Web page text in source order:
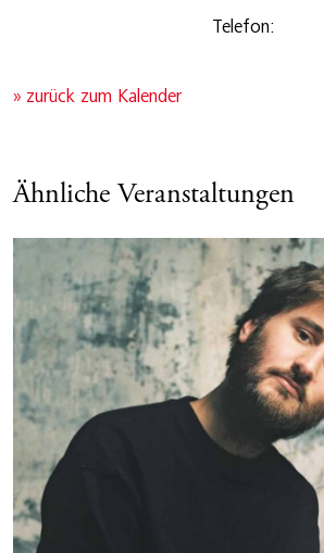
Telefon:
» zurück zum Kalender
Ähnliche Veranstaltungen